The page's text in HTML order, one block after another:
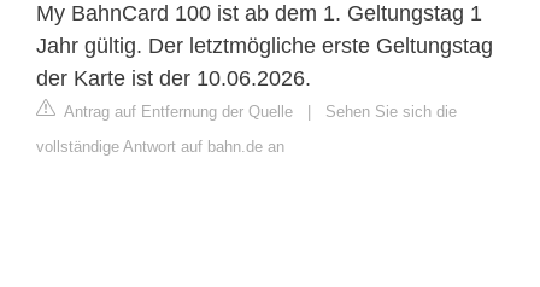
My BahnCard 100 ist ab dem 1. Geltungstag 1
Jahr gültig. Der letztmögliche erste Geltungstag
der Karte ist der 10.06.2026.
Antrag auf Entfernung der Quelle
Sehen Sie sich die
vollständige Antwort auf bahn.de an